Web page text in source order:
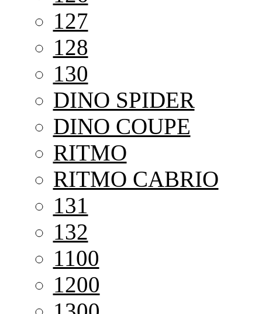
127
128
130
DINO SPIDER
DINO COUPE
RITMO
RITMO CABRIO
131
132
1100
1200